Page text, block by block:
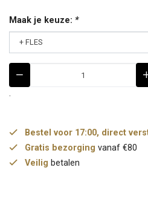
Maak je keuze: *
.
Bestel voor 17:00, direct
Gratis bezorging vanaf €80
Veilig betalen